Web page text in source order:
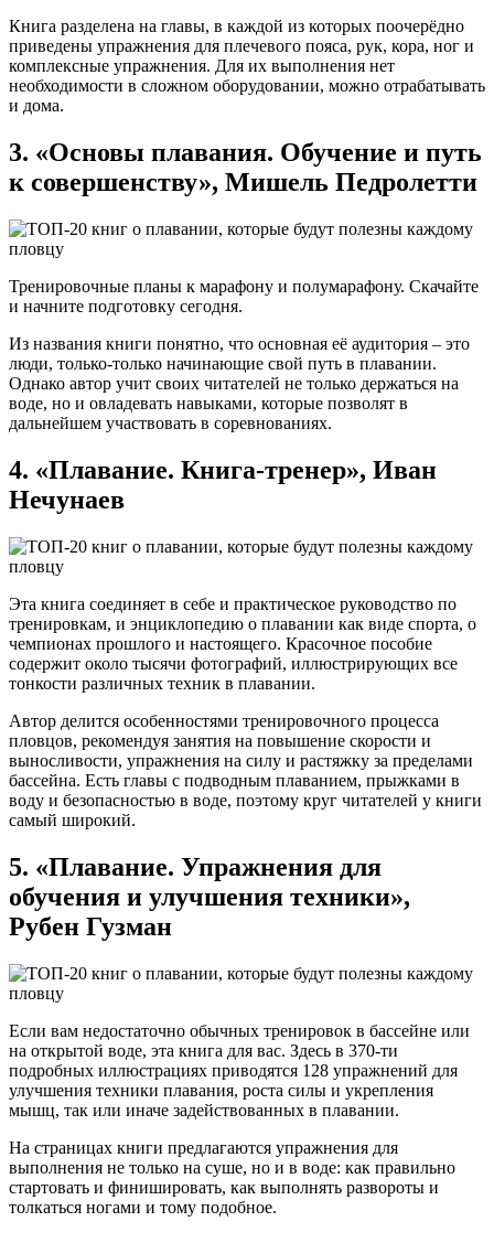
Книга разделена на главы, в каждой из которых поочерёдно
приведены упражнения для плечевого пояса, рук, кора, ног и
комплексные упражнения. Для их выполнения нет
необходимости в сложном оборудовании, можно отрабатывать
и дома.
3. «Основы плавания. Обучение и путь
к совершенству», Мишель Педролетти
Тренировочные планы к марафону и полумарафону. Скачайте
и начните подготовку сегодня.
Из названия книги понятно, что основная её аудитория – это
люди, только-только начинающие свой путь в плавании.
Однако автор учит своих читателей не только держаться на
воде, но и овладевать навыками, которые позволят в
дальнейшем участвовать в соревнованиях.
4. «Плавание. Книга-тренер», Иван
Нечунаев
Эта книга соединяет в себе и практическое руководство по
тренировкам, и энциклопедию о плавании как виде спорта, о
чемпионах прошлого и настоящего. Красочное пособие
содержит около тысячи фотографий, иллюстрирующих все
тонкости различных техник в плавании.
Автор делится особенностями тренировочного процесса
пловцов, рекомендуя занятия на повышение скорости и
выносливости, упражнения на силу и растяжку за пределами
бассейна. Есть главы с подводным плаванием, прыжками в
воду и безопасностью в воде, поэтому круг читателей у книги
самый широкий.
5. «Плавание. Упражнения для
обучения и улучшения техники»,
Рубен Гузман
Если вам недостаточно обычных тренировок в бассейне или
на открытой воде, эта книга для вас. Здесь в 370-ти
подробных иллюстрациях приводятся 128 упражнений для
улучшения техники плавания, роста силы и укрепления
мышц, так или иначе задействованных в плавании.
На страницах книги предлагаются упражнения для
выполнения не только на суше, но и в воде: как правильно
стартовать и финишировать, как выполнять развороты и
толкаться ногами и тому подобное.